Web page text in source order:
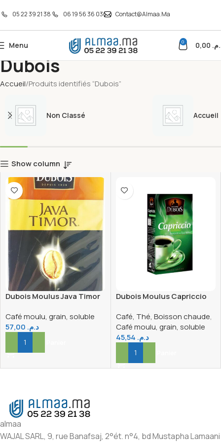
05 22 39 21 38 06 19 56 36 03 Contact@almaa.ma
Menu 0
Dubois
Accueil Produits identifiés “Dubois”
Non Classé Accueil
Show column
Dubois Moulus Java Timor
Café moulu, grain, soluble
د.م.
Ajouter Au Panier
Dubois Moulus Capriccio
Café, Thé, Boisson chaude,
Café moulu, grain, soluble
د.م.
Ajouter Au Panier
almaa
WAJAL SARL, 9, rue Banafsaj, 2°ét. n°4, bd Mustapha Lamaani